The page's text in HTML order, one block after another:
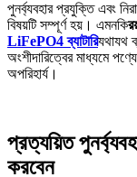
পুনর্ব্যবহার প্রযুক্তি এবং
বিষয়টি সম্পূর্ণ হয়। এমনকি
LiFePO4 ব্যাটারিযথাযথ
অংশীদারিত্বের মাধ্যমে
অপরিহার্য।
প্রত্যয়িত
করবেন